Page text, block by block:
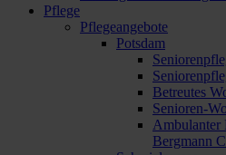
Pflege
Pflegeangebote
Potsdam
Betreutes
Senioren-
Ambulanter
Bergmann